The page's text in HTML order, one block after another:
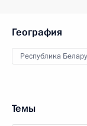
География
Республика
Темы